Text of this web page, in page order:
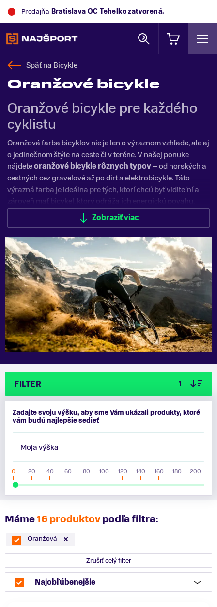
Predajňa Trek Flagship Store Bratislavazatvorená.
Späť na Bicykle
Oranžové bicykle
Oranžové bicykle pre každého
cyklistu
Oranžová farba bicyklov nie je len o výraznom vzhľade, ale aj
o jedinečnom štýle na ceste či v teréne. V našej ponuke
nájdeteoranžové bicykle rôznych typov– od horských a
cestných cez gravelové až po dirt a elektrobicykle. Táto
výrazná farba je ideálna pre tých, ktorí chcú byť viditeľní a
zároveň mať bicykel, ktorý odráža ich energickú povahu.
Zobraziť viac
FILTER 1
Zadajte svoju výšku, aby sme Vám ukázali produkty, ktoré
vám budú najlepšie sedieť
Moja výška
0 20 40 60 80 100 120 140 160 180 200
Máme16 produktovpodľa filtra:
Oranžová
Zrušiť celý filter
Najobľúbenejšie